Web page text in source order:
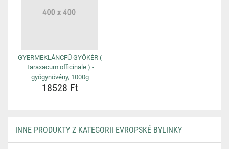
GYERMEKLÁNCFŰ GYÖKÉR (
Taraxacum officinale ) -
gyógynövény, 1000g
18528 Ft
INNE PRODUKTY Z KATEGORII EVROPSKÉ BYLINKY